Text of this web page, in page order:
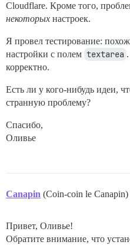
Cloudflare. Кроме того,
некоторых настроек.
Я провел тестирование:
настройки с полем textarea
корректно.
Есть ли у кого-нибудь идеи,
странную проблему?
Спасибо,
Оливье
Canapin (Coin-coin le Canapin)
Привет, Оливье!
Обратите внимание, что